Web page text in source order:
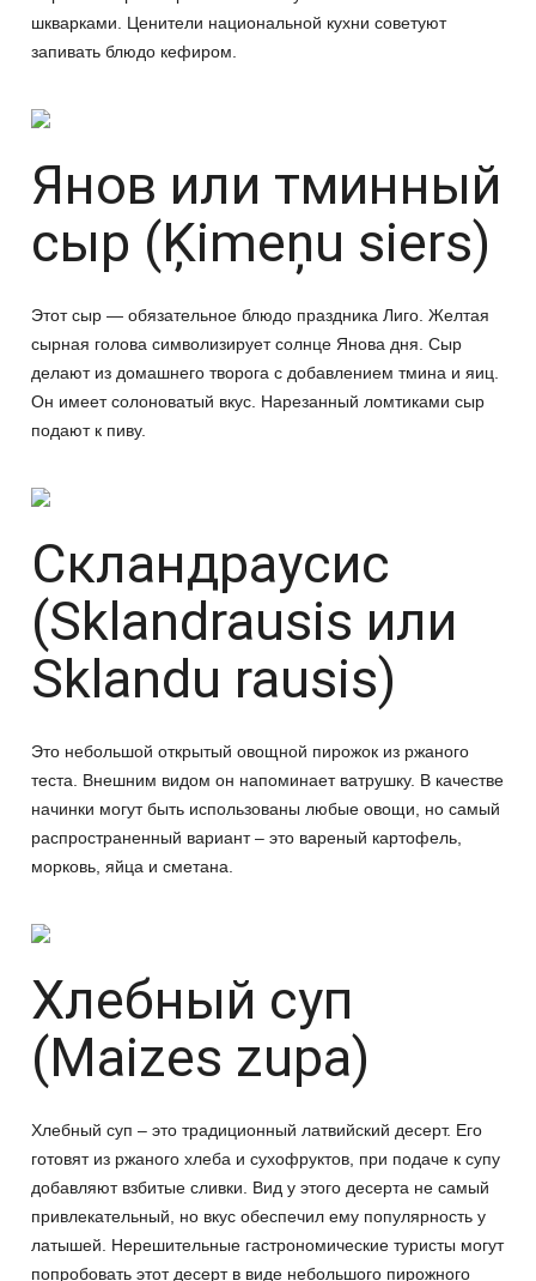
шкварками. Ценители национальной кухни советуют
запивать блюдо кефиром.
Янов или тминный
сыр (Ķimeņu siers)
Этот сыр — обязательное блюдо праздника Лиго. Желтая
сырная голова символизирует солнце Янова дня. Сыр
делают из домашнего творога с добавлением тмина и яиц.
Он имеет солоноватый вкус. Нарезанный ломтиками сыр
подают к пиву.
Скландраусис
(Sklandrausis или
Sklandu rausis)
Это небольшой открытый овощной пирожок из ржаного
теста. Внешним видом он напоминает ватрушку. В качестве
начинки могут быть использованы любые овощи, но самый
распространенный вариант – это вареный картофель,
морковь, яйца и сметана.
Хлебный суп
(Maizes zupa)
Хлебный суп – это традиционный латвийский десерт. Его
готовят из ржаного хлеба и сухофруктов, при подаче к супу
добавляют взбитые сливки. Вид у этого десерта не самый
привлекательный, но вкус обеспечил ему популярность у
латышей. Нерешительные гастрономические туристы могут
попробовать этот десерт в виде небольшого пирожного